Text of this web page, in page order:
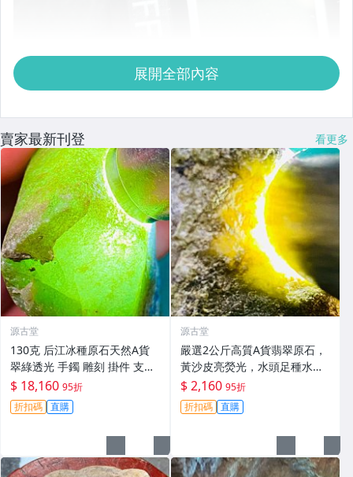
展開全部內容
賣家最新刊登 看更多
源古堂
130克 后江冰種原石天然A貨
翠綠透光 手鐲 雕刻 掛件 支持
檢測
$ 18,160 95折
折扣碼 直購
源古堂
嚴選2公斤高質A貨翡翠原石，
黃沙皮亮熒光，水頭足種水佳
手鏈原料 玉石收藏 會卡玉
$ 2,160 95折
折扣碼 直購